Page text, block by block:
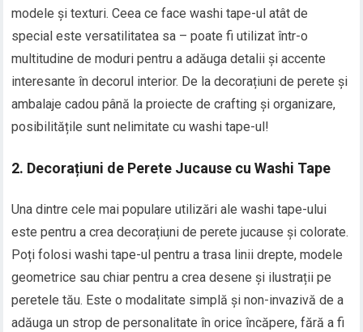
modele și texturi. Ceea ce face washi tape-ul atât de
special este versatilitatea sa – poate fi utilizat într-o
multitudine de moduri pentru a adăuga detalii și accente
interesante în decorul interior. De la decorațiuni de perete și
ambalaje cadou până la proiecte de crafting și organizare,
posibilitățile sunt nelimitate cu washi tape-ul!
2. Decorațiuni de Perete Jucause cu Washi Tape
Una dintre cele mai populare utilizări ale washi tape-ului
este pentru a crea decorațiuni de perete jucause și colorate.
Poți folosi washi tape-ul pentru a trasa linii drepte, modele
geometrice sau chiar pentru a crea desene și ilustrații pe
peretele tău. Este o modalitate simplă și non-invazivă de a
adăuga un strop de personalitate în orice încăpere, fără a fi